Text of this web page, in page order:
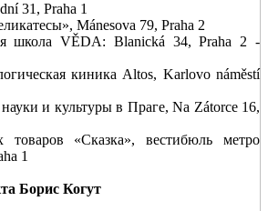
31, Praha 1
Mánesova 79, Praha 2
школа VĚDA: Blanická 34, Praha 2 -
киника Altos, Karlovo náměstí
и культуры в Праге, Na Zátorce 16,
товаров «Сказка»,вестибюльметро
1
Борис Когут